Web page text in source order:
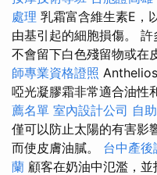
處理 乳霜富含維生素E，
由基引起的細胞損傷。
不會留下白色殘留物或在
師專業資格證照 Anthelios
啞光凝膠霜非常適合油性
薦名單 室內設計公司 自
僅可以防止太陽的有害影
而使皮膚油膩。 台中產後
蘭 顧客在奶油中氾濫，